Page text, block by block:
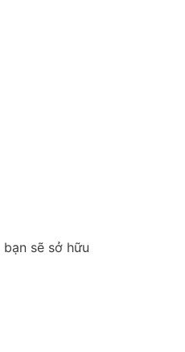
sẽ sở hữu